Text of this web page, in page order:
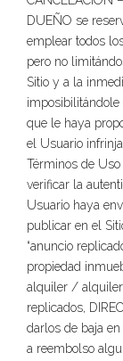
DUEÑO se
emplear todos
pero no
Sitio y a la
que le haya
el Usuario
Términos de
verificar la
Usuario haya
publicar en el
“anuncio
propiedad
alquiler / alquiler
replicados,
darlos de baja
a reembolso